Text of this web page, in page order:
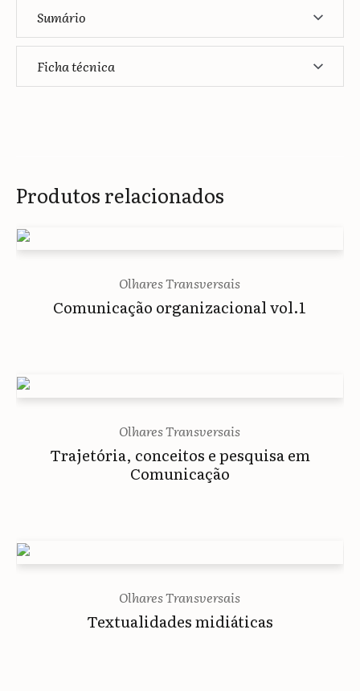
Sumário
Ficha técnica
Produtos relacionados
Olhares Transversais
Comunicação organizacional vol.1
Olhares Transversais
Trajetória, conceitos e pesquisa em
Comunicação
Olhares Transversais
Textualidades midiáticas